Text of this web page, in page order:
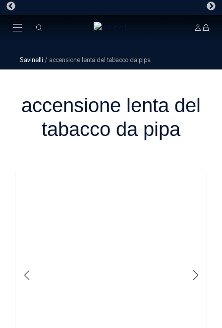
Savinelli / accensione lenta del tabacco da pipa
accensione lenta del
tabacco da pipa